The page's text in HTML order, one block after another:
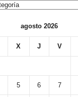
agosto 2026
X J V
5 6 7